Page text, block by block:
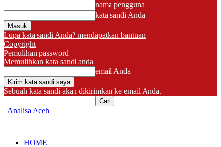
nama pengguna
kata sandi Anda
Lupa kata sandi Anda? mendapatkan bantuan
Copyright
Pemulihan password
Memulihkan kata sandi anda
email Anda
Sebuah kata sandi akan dikirimkan ke email Anda.
Analisa Aceh
HOME